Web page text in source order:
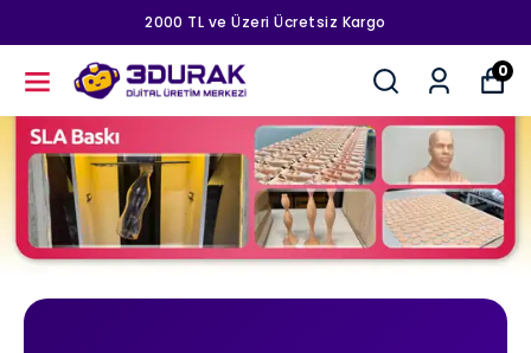
2000 TL ve Üzeri Ücretsiz Kargo
0